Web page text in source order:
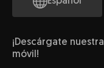
¡Descárgate
móvil!